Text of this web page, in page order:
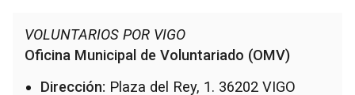
VOLUNTARIOS POR VIGO
Oficina Municipal de Voluntariado (OMV)
Dirección: Plaza del Rey, 1. 36202 VIGO